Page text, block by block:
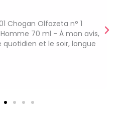
Chogan Olfazeta n° 1
70 ml - À mon avis,
et le soir, longue